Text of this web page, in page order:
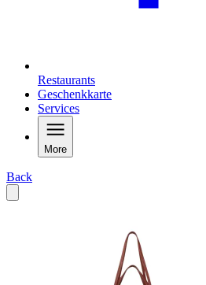
Restaurants
Geschenkkarte
Services
More
Back